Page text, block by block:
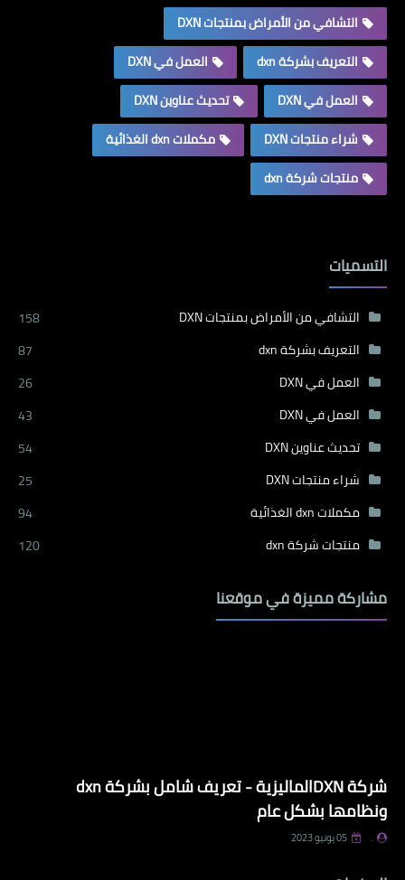
التشافي من الأمراض بمنتجات DXN
التعريف بشركة dxn
العمل في DXN
العمل في DXN
تحديث عناوين DXN
شراء منتجات DXN
مكملات dxn الغذائية
منتجات شركة dxn
التسميات
التشافي من الأمراض بمنتجات DXN
158
التعريف بشركة dxn
87
العمل في DXN
26
العمل في DXN
43
تحديث عناوين DXN
54
شراء منتجات DXN
25
مكملات dxn الغذائية
94
منتجات شركة dxn
120
مشاركة مميزة في موقعنا
شركة DXNالماليزية - تعريف شامل بشركة dxn
ونظامها بشكل عام
. 05 يونيو 2023